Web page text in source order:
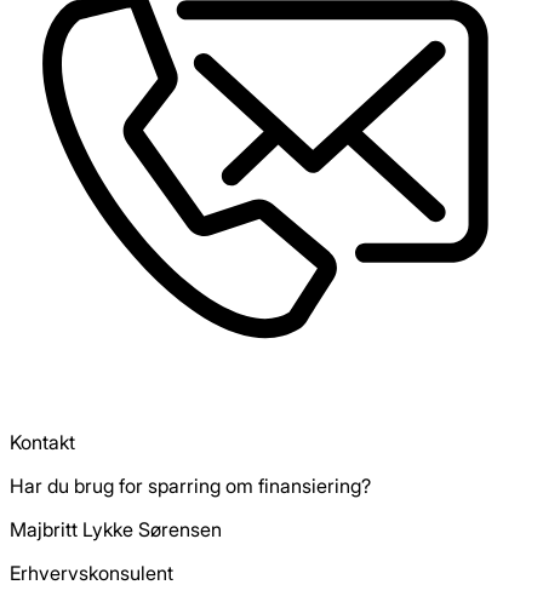
Kontakt
Har du brug for sparring om finansiering?
Majbritt Lykke Sørensen
Erhvervskonsulent